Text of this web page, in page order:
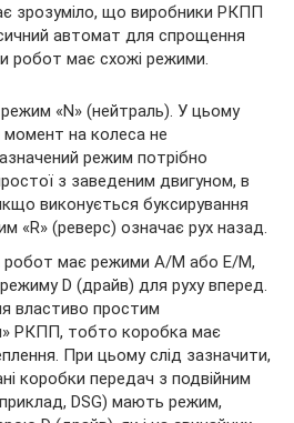
зрозуміло, що виробники РКПП
автомат для спрощення
робот має схожі режими.
«N» (нейтраль). У цьому
момент на колеса не
режим потрібно
з заведеним двигуном, в
виконується буксирування
«R» (реверс) означає рух назад.
робот має режими А/М або Е/М,
D (драйв) для руху вперед.
властиво простим
РКПП, тобто коробка має
При цьому слід зазначити,
коробки передач з подвійним
DSG) мають режим,